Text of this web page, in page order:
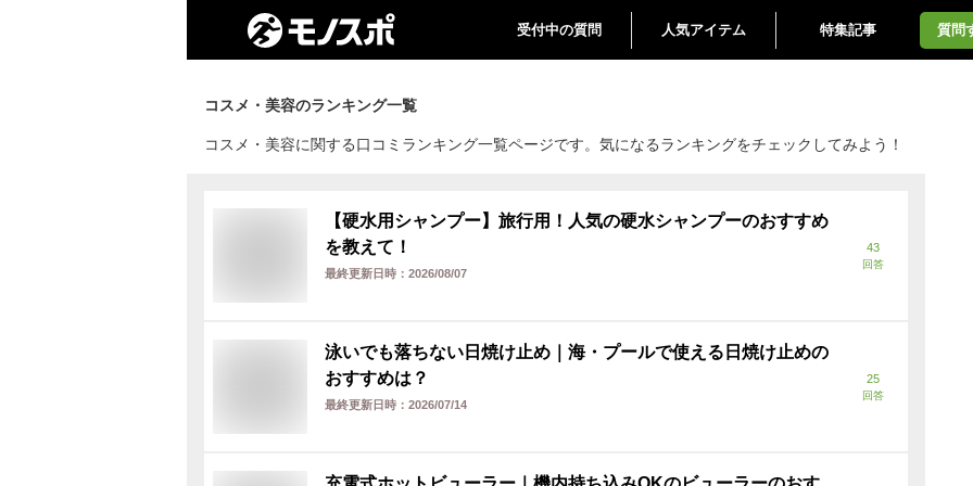
受付中の質問 人気アイテム 特集記事 質問
コスメ・美容のランキング一覧
コスメ・美容に関する口コミランキング一覧ページです。気になるランキングをチェックしてみよう！
【硬水用シャンプー】旅行用！人気の硬水シャンプーのおすすめ
を教えて！
最終更新日時： 2026/08/07
43
回答
泳いでも落ちない日焼け止め｜海・プールで使える日焼け止めの
おすすめは？
最終更新日時： 2026/07/14
25
回答